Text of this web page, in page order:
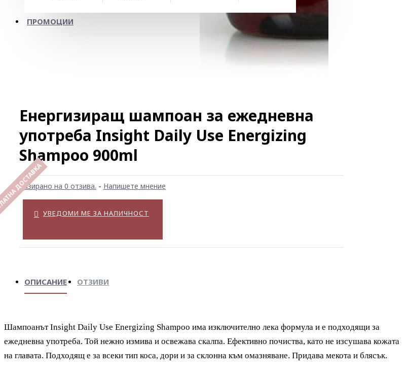
ПРОМОЦИИ
ДОСТАВКА
Енергизиращ шампоан за ежедневна
употреба Insight Daily Use Energizing
Shampoo 900ml
Базирано на 0 отзива. - Напишете мнение
УВЕДОМИ МЕ ЗА НАЛИЧНОСТ
ОПИСАНИЕ ОТЗИВИ
Шампоанът Insight Daily Use Energizing Shampoo има изключително лека формула и е подходящи за
ежедневна употреба. Той нежно измива и освежава скалпа. Ефективно почиства, като не изсушава кожата
на главата. Подходящ е за всеки тип коса, дори и за склонна към омазняване. Придава мекота и блясък.